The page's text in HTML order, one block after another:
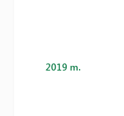
2019 m.